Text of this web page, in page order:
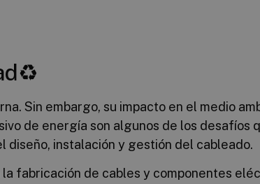
Sin embargo, su impacto en el medio
de energía son algunos de los desafíos
diseño, instalación y gestión del cableado.
fabricación de cables y componentes